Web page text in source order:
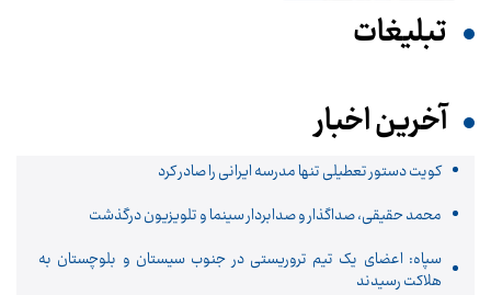
تبلیغات
آخرین اخبار
کویت دستور تعطیلی تنها مدرسه ایرانی را صادر کرد
محمد حقیقی، صداگذار و صدابردار سینما و تلویزیون درگذشت
سپاه: اعضای یک تیم تروریستی در جنوب سیستان و بلوچستان به
هلاکت رسیدند